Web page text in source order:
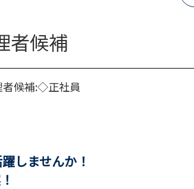
者候補
候補:◇正社員
しませんか！